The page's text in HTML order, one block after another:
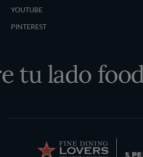
YOUTUBE
PINTEREST
lado foodie